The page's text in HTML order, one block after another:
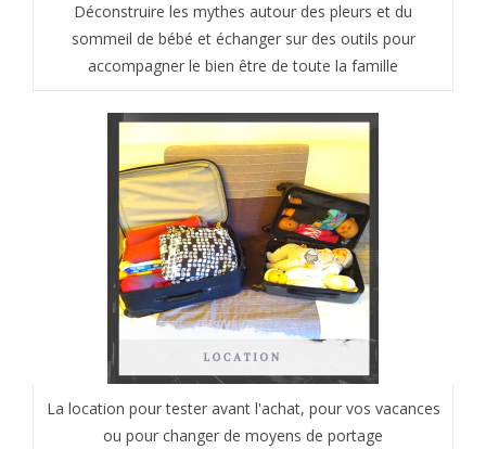
Déconstruire les mythes autour des pleurs et du
sommeil de bébé et échanger sur des outils pour
accompagner le bien être de toute la famille
La location pour tester avant l'achat, pour vos vacances
ou pour changer de moyens de portage